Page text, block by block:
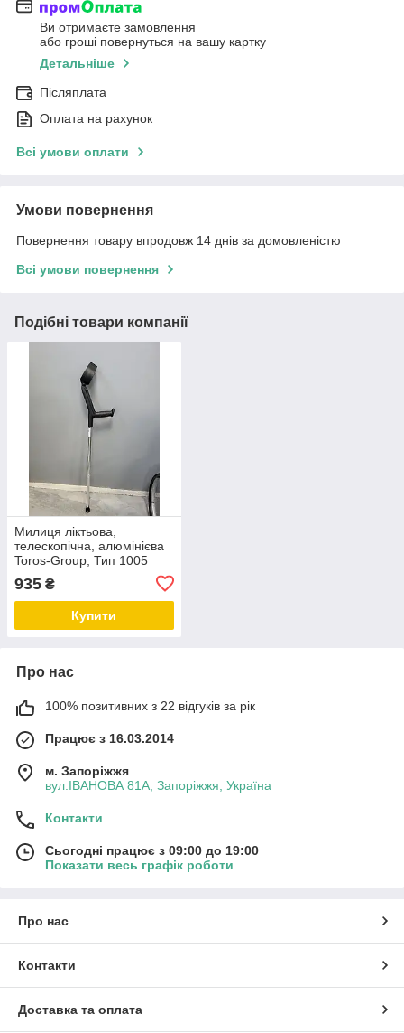
Ви отримаєте замовлення
або гроші повернуться на вашу картку
Детальніше
Післяплата
Оплата на рахунок
Всі умови оплати
Умови повернення
Повернення товару впродовж 14 днів за домовленістю
Всі умови повернення
Подібні товари компанії
Милиця ліктьова,
телескопічна, алюмінієва
Toros-Group, Тип 1005
935 ₴
Купити
Про нас
100% позитивних з 22 відгуків за рік
Працює з 16.03.2014
м. Запоріжжя
вул.ІВАНОВА 81А, Запоріжжя, Україна
Контакти
Сьогодні працює з 09:00 до 19:00
Показати весь графік роботи
Про нас
Контакти
Доставка та оплата